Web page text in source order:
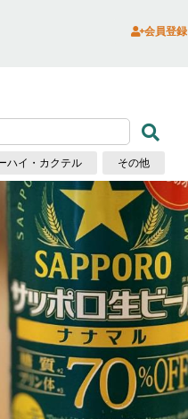
会員登録
ハイ・カクテル その他